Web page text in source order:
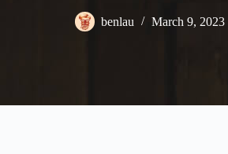
benlau March 9, 2023